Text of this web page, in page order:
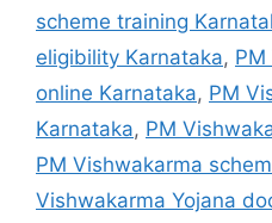
scheme training
eligibility Karnataka,
online Karnataka, PM
Karnataka, PM
PM Vishwakarma
Vishwakarma Yojana